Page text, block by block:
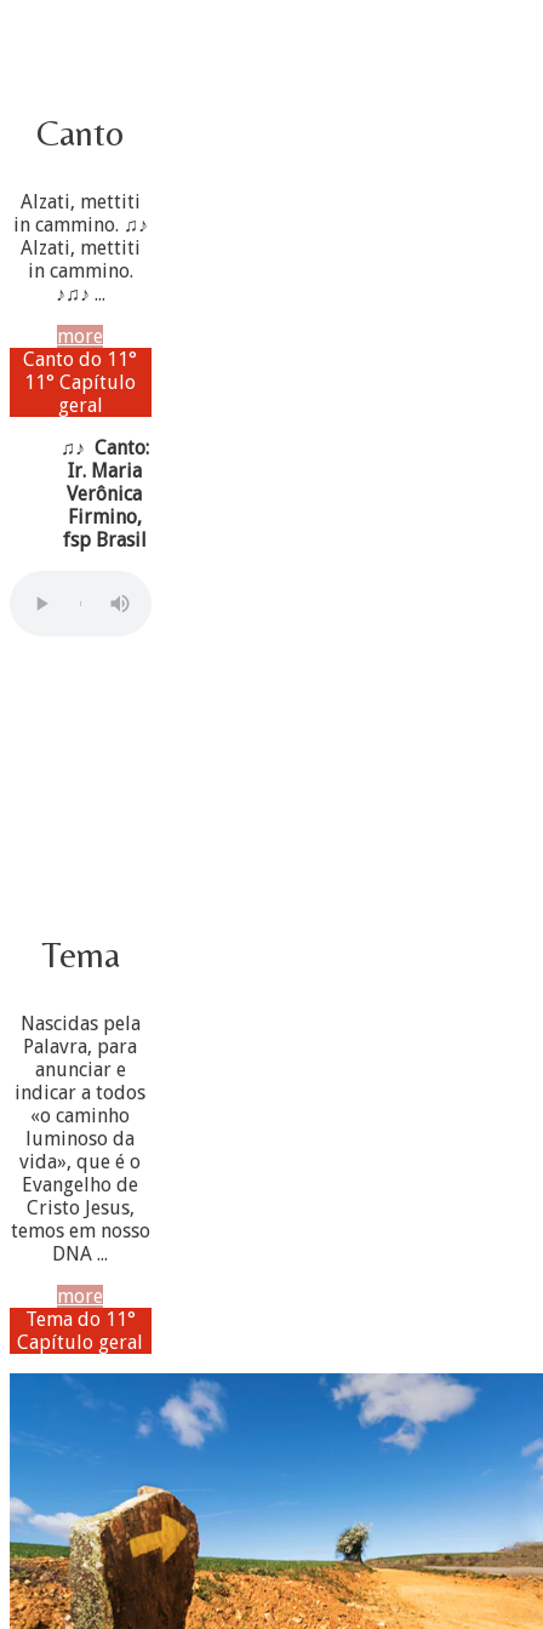
Canto
Alzati, mettiti
in cammino. ♫♪
Alzati, mettiti
in cammino.
♪♫♪ ...
more
Canto do 11°
11° Capítulo
geral
♫♪ Canto:
Ir. Maria
Verônica
Firmino,
fsp Brasil
Tema
Nascidas pela
Palavra, para
anunciar e
indicar a todos
«o caminho
luminoso da
vida», que é o
Evangelho de
Cristo Jesus,
temos em nosso
DNA ...
more
Tema do 11°
Capítulo geral